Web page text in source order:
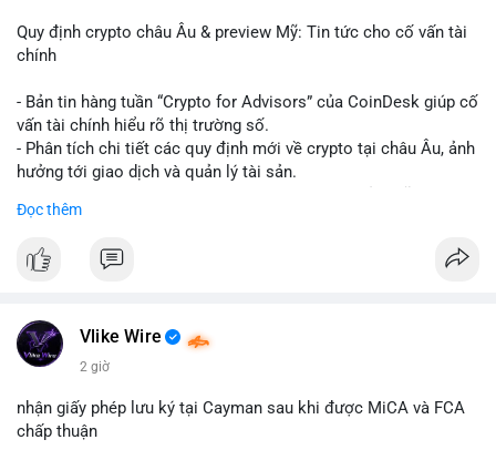
📰 Nguồn: Cointelegraph
Quy định crypto châu Âu & preview Mỹ: Tin tức cho cố vấn tài
chính
- Bản tin hàng tuần “Crypto for Advisors” của CoinDesk giúp cố
vấn tài chính hiểu rõ thị trường số.
- Phân tích chi tiết các quy định mới về crypto tại châu Âu, ảnh
hưởng tới giao dịch và quản lý tài sản.
nhà đầu tư chuẩn bị chiến lược.
trong lĩnh vực blockchain.
$btc $eth
#vlikevn #titanbot
Đọc thêm
Vlike Wire
2 giờ
nhận giấy phép lưu ký tại Cayman sau khi được MiCA và FCA
chấp thuận